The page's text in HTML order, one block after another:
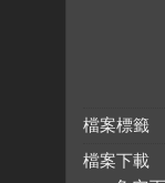
檔案標
檔案下